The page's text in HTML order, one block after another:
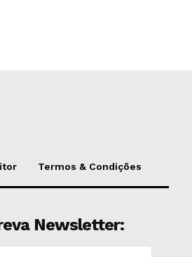
Termos & Condições
Newsletter: